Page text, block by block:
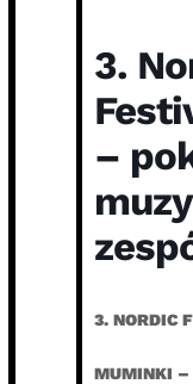
3.
–
3. NORDIC
MUMINKI